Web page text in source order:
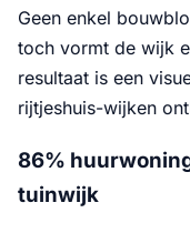
Geen enkel
toch vormt de wijk
resultaat is een
rijtjeshuis-wijken
86%
tuinwijk